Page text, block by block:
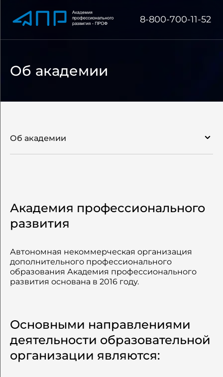
8-800-700-11-52
Об академии
Об академии
Академия профессионального
развития
Автономная некоммерческая организация
дополнительного профессионального
образования Академия профессионального
развития основана в 2016 году.
Основными направлениями
деятельности образовательной
организации являются: